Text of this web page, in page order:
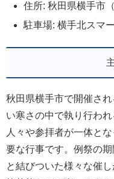
住所: 秋田県横手市
駐車場: 横手北スマ
秋田県横手市で開催さ
い寒さの中で執り行わ
人々や参拝者が一体と
要な行事です。例祭の
と結びついた様々な催